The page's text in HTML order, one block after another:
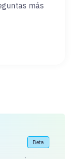
más
Beta